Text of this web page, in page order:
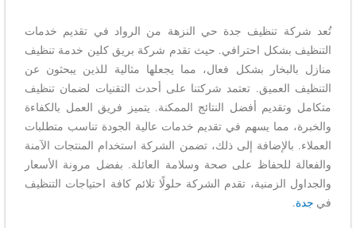
تُعد شركة تنظيف جدة حي النزهة من الرواد في تقديم خدمات
التنظيف بشكل احترافي. حيث تقدم شركة بريق كلين خدمة تنظيف
منازل بالبخار بشكل فعال، مما يجعلها مثالية للذين يبحثون عن
التنظيف العميق. تعتمد شركتنا على أحدث التقنيات لضمان تنظيف
متكامل وتقديم أفضل النتائج الممكنة. يتميز فريق العمل بالكفاءة
والخبرة، مما يسهم في تقديم خدمات عالية الجودة تناسب متطلبات
العملاء. بالإضافة إلى ذلك، تضمن الشركة استخدام المنتجات الآمنة
والفعالة للحفاظ على صحة وسلامة العائلة. بفضل مرونة الأسعار
والجداول الزمنية، تقدم الشركة حلولًا تلائم كافة احتياجات التنظيف
في جدة.